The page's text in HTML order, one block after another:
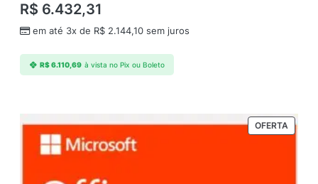
R$ 6.432,31
em até 3x de R$ 2.144,10 sem juros
R$6.110,69 à vista no Pix ou Boleto
OFERTA
EM